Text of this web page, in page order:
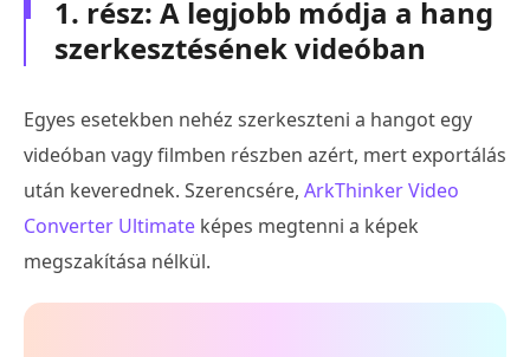
1. rész: A legjobb módja a hang
szerkesztésének videóban
Egyes esetekben nehéz szerkeszteni a hangot egy
videóban vagy filmben részben azért, mert exportálás
után keverednek. Szerencsére, ArkThinker Video
Converter Ultimate képes megtenni a képek
megszakítása nélkül.